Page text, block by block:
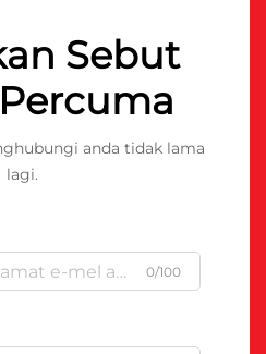
Sebut
anda tidak lama
lagi.
0/100